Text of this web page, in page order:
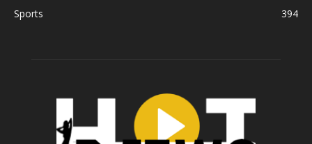
Sports
394